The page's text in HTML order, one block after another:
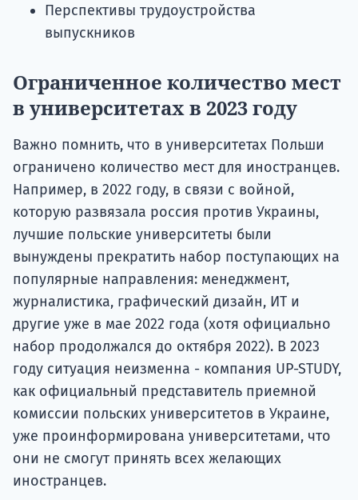
Перспективы трудоустройства
выпускников
Ограниченное количество мест
в университетах в 2023 году
Важно помнить, что в университетах Польши
ограничено количество мест для иностранцев.
Например, в 2022 году, в связи с войной,
которую развязала россия против Украины,
лучшие польские университеты были
вынуждены прекратить набор поступающих на
популярные направления: менеджмент,
журналистика, графический дизайн, ИТ и
другие уже в мае 2022 года (хотя официально
набор продолжался до октября 2022). В 2023
году ситуация неизменна - компания UP-STUDY,
как официальный представитель приемной
комиссии польских университетов в Украине,
уже проинформирована университетами, что
они не смогут принять всех желающих
иностранцев.